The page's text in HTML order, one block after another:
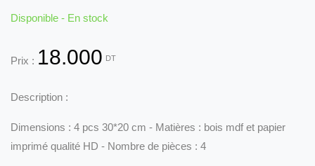
Disponible - En stock
Prix : 18.000 DT
Description :
Dimensions : 4 pcs 30*20 cm - Matières : bois mdf et papier
imprimé qualité HD - Nombre de pièces : 4